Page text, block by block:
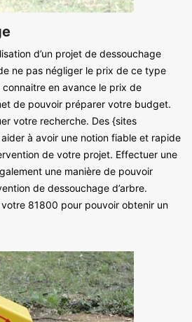
d’un projet de dessouchage
ne pas négliger le prix de ce type
en avance le prix de
de pouvoir préparer votre budget.
votre recherche. Des {sites
à avoir une notion fiable et rapide
de votre projet. Effectuer une
une manière de pouvoir
de dessouchage d’arbre.
votre 81800 pour pouvoir obtenir un